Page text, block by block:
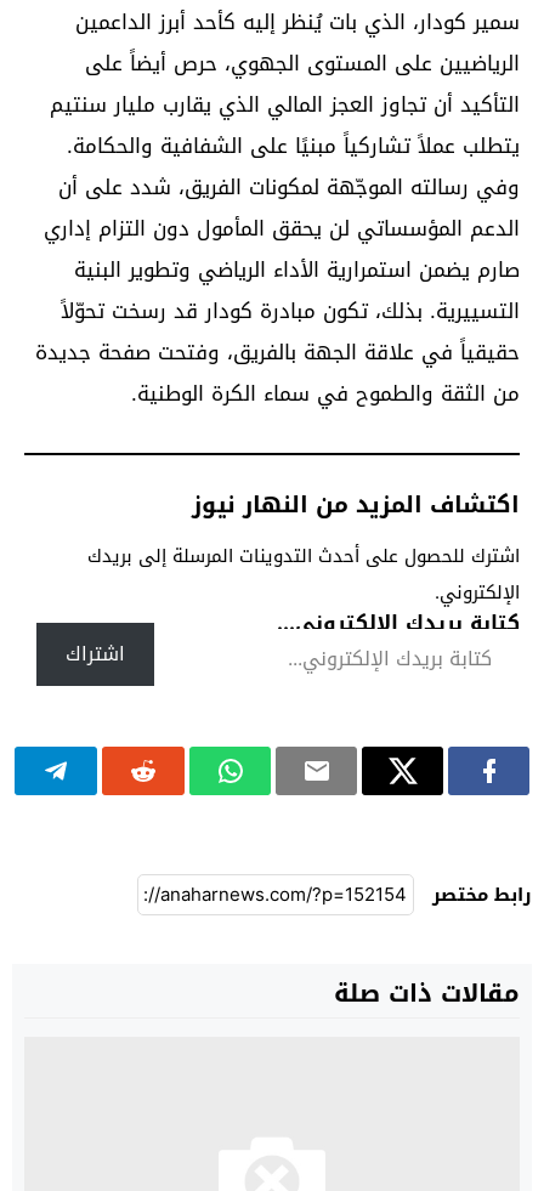
سمير كودار، الذي بات يُنظر إليه كأحد أبرز الداعمين
الرياضيين على المستوى الجهوي، حرص أيضاً على
التأكيد أن تجاوز العجز المالي الذي يقارب مليار سنتيم
يتطلب عملاً تشاركياً مبنيًا على الشفافية والحكامة.
وفي رسالته الموجّهة لمكونات الفريق، شدد على أن
الدعم المؤسساتي لن يحقق المأمول دون التزام إداري
صارم يضمن استمرارية الأداء الرياضي وتطوير البنية
التسييرية. بذلك، تكون مبادرة كودار قد رسخت تحوّلاً
حقيقياً في علاقة الجهة بالفريق، وفتحت صفحة جديدة
من الثقة والطموح في سماء الكرة الوطنية.
اكتشاف المزيد من النهار نيوز
اشترك للحصول على أحدث التدوينات المرسلة إلى بريدك
الإلكتروني.
كتابة بريدك الإلكتروني...
اشتراك
رابط مختصر
مقالات ذات صلة